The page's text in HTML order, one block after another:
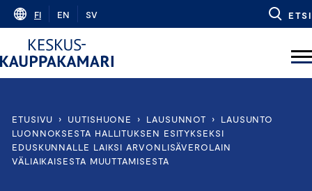
Skip
content
FI EN SV ETSI
ETUSIVU › UUTISHUONE › LAUSUNNOT ›
LAUSUNTO
LUONNOKSESTA HALLITUKSEN ESITYKSEKSI
EDUSKUNNALLE LAIKSI ARVONLISÄVEROLAIN
VÄLIAIKAISESTA MUUTTAMISESTA